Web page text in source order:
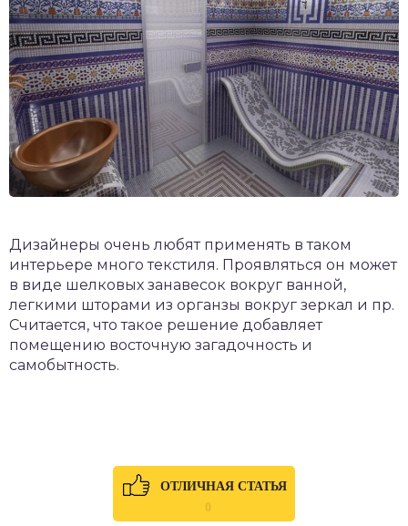
Дизайнеры очень любят применять в таком
интерьере много текстиля. Проявляться он может
в виде шелковых занавесок вокруг ванной,
легкими шторами из органзы вокруг зеркал и пр.
Считается, что такое решение добавляет
помещению восточную загадочность и
самобытность.
ОТЛИЧНАЯ СТАТЬЯ
0